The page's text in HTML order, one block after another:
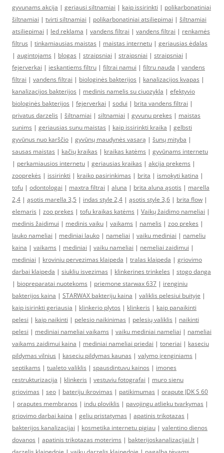
gyvunams akcija | geriausi siltnamiai | kaip issirinkti | polikarbonatiniai
šiltnamiai | tvirti siltnamiai | polikarbonatiniai atsiliepimai | šiltnamiai
atsiliepimai | led reklama | vandens filtrai | vandens filtrai | renkamės
filtrus | tinkamiausias maistas | maistas internetu | geriausias ėdalas
| augintojams | blogas | straipsniai | straipsniai | straipsniai |
fejerverkai | ieskantiems filtru | filtrai namui | filtru nauda | vandens
filtrai | vandens filtrai | biologinės bakterijos | kanalizacijos kvapas |
kanalizacijos bakterijos | medinis namelis su ciuozykla | efektyvio
biologinės bakterijos | fejerverkai | sodui | brita vandens filtrai |
privatus darzelis | šiltnamiai | siltnamiai | gyvunu prekes | maistas
sunims | geriausias sunu maistas | kaip issirinkti kraika | gelbsti
gyvūnus nuo karščio | gyvūnų maudynės vasarą | šunų mityba |
sausas maistas | kačių kraikas | kraikas katėms | gyvūnams internetu
| perkamiausios internetu | geriausias kraikas | akcija prekems |
zooprekės | issirinkti | kraiko pasirinkimas | brita | ismokyti katina |
tofu | odontologai | maxtra filtrai | aluna | brita aluna ąsotis | marella
2,4 | ąsotis marella 3,5 | indas style 2,4 | ąsotis style 3,6 | brita flow |
elemaris | zoo prekes | tofu kraikas katėms | Vaikų žaidimo nameliai |
medinis žaidimui | medinis vaiku | vaikams | namelis | zoo prekes |
lauko nameliai | mediniai lauko | nameliai | vaiku mediniai | nameliu
kaina | vaikams | mediniai | vaiku nameliai | nemeliai zaidimui |
mediniai | kroviniu pervezimas klaipeda | tralas klaipeda | griovimo
darbai klaipeda | siukliu isvezimas | klinkerines trinkeles | stogo danga
| biopreparatai nuotekoms | priemone starwax 637 | irenginiu
bakterijos kaina | STARWAX bakteriju kaina | valiklis pelesiui buityje |
kaip isirinkti geriausia | klinkerio plytos | klinkeris | kaip panaikinti
pelesi | kaip naikinti | pelesio naikinimas | pelesių valiklis | naikinti
pelesi | mediniai nameliai vaikams | vaiku mediniai nameliai | nameliai
vaikams zaidimui kaina | mediniai nameliai priedai | toneriai | kaseciu
pildymas vilnius | kaseciu pildymas kaunas | valymo įrenginiams |
septikams | tualeto valiklis | spausdintuvu kainos | imones
restrukturizacija | klinkeris | vestuviu fotografai | muro sienu
griovimas | seo | bateriju ikrovimas | patikimumas | orapute JDK S 60
| oraputes membranos | indu ploviklis | pavojingu atlieku tvarkymas |
griovimo darbai kaina | geliu pristatymas | apatinis trikotazas |
bakterijos kanalizacijai | kosmetika internetu pigiau | valentino dienos
dovanos | apatinis trikotazas moterims | bakterijoskanalizacijai.lt |